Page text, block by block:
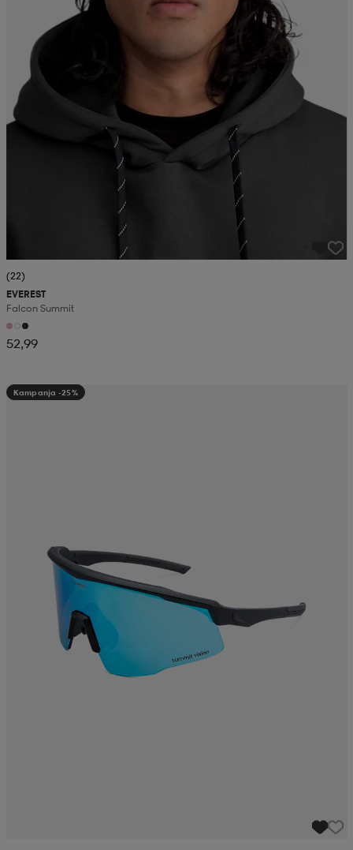
(22)
EVEREST
Falcon Summit
52,99
Kampanja -25%